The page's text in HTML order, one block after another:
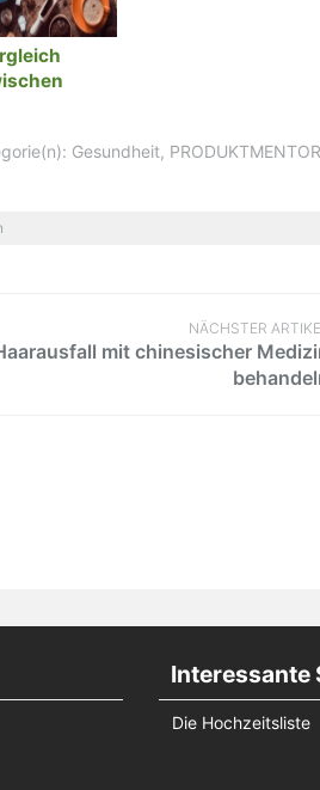
Gesundheit, PRODUKTMENTOR
NÄCHSTER
mit chinesischer
Interessante
Die Hochzeitsliste